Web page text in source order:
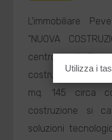
L'immobiliare
"NUOVA
centro, un
costruzione al
mq. 145 circa
costruzione si
soluzioni
Utilizza i